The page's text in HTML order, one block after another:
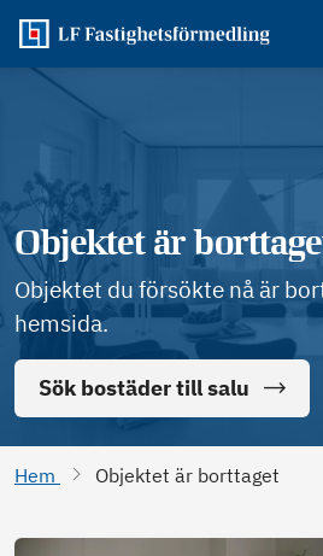
Objektet är
Objektet du försökte nå är
hemsida.
Sök bostäder till salu
Hem Objektet är borttaget